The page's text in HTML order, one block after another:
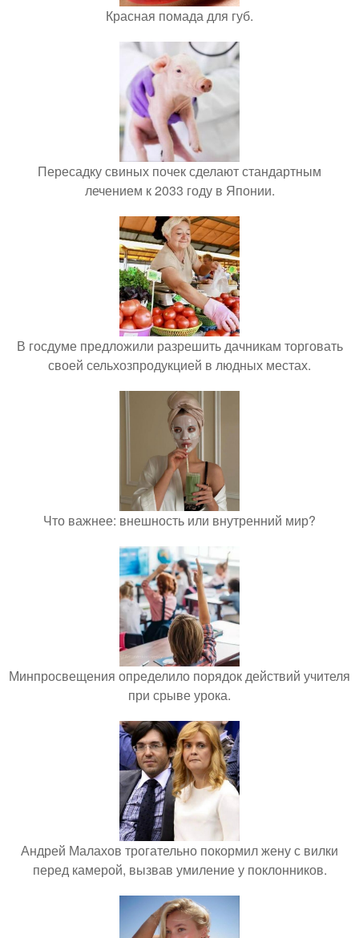
Красная помада для губ.
Пересадку свиных почек сделают стандартным
лечением к 2033 году в Японии.
В госдуме предложили разрешить дачникам торговать
своей сельхозпродукцией в людных местах.
Что важнее: внешность или внутренний мир?
Минпросвещения определило порядок действий учителя
при срыве урока.
Андрей Малахов трогательно покормил жену с вилки
перед камерой, вызвав умиление у поклонников.